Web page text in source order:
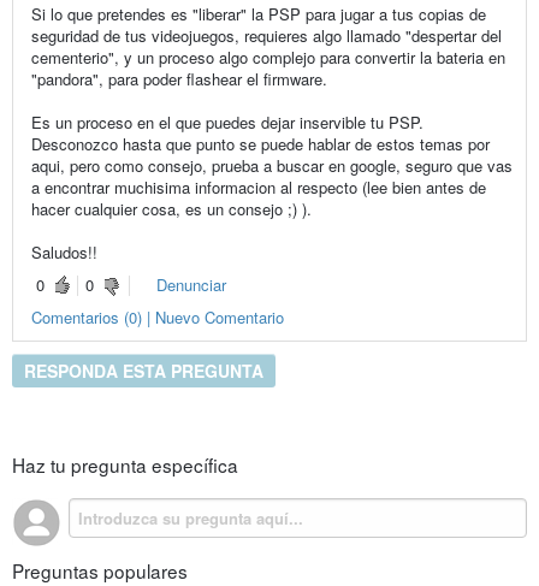
Si lo que pretendes es "liberar" la PSP para jugar a tus copias de
seguridad de tus videojuegos, requieres algo llamado "despertar del
cementerio", y un proceso algo complejo para convertir la bateria en
"pandora", para poder flashear el firmware.
Es un proceso en el que puedes dejar inservible tu PSP.
Desconozco hasta que punto se puede hablar de estos temas por
aqui, pero como consejo, prueba a buscar en google, seguro que vas
a encontrar muchisima informacion al respecto (lee bien antes de
hacer cualquier cosa, es un consejo ;) ).
Saludos!!
0
0
Denunciar
Comentarios (0) | Nuevo Comentario
RESPONDA ESTA PREGUNTA
Haz tu pregunta específica
Preguntas populares